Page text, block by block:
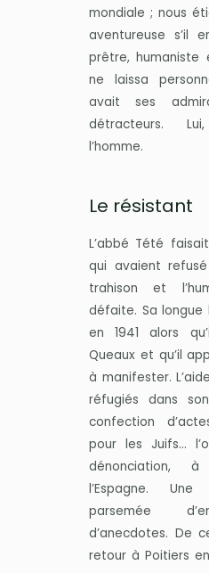
mondiale ; nous
aventureuse s’il
prêtre, humaniste
ne laissa
avait ses
détracteurs.
l’homme.
Le résistant
L’abbé Tété
qui avaient refusé
trahison et
défaite. Sa longue
en 1941 alors
Queaux et qu’il
à manifester.
réfugiés dans
confection
pour les Juifs…
dénonciation,
l’Espagne.
parsemée
d’anecdotes. De
retour à Poitiers